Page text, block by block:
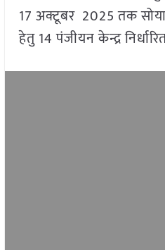
17 अक्टूबर 2025 तक
हेतु 14 पंजीयन केन्द्र